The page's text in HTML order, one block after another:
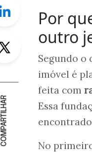
Twitter
COMPARTILHAR
Por
outro
Segundo
imóvel é
feita com
Essa
No